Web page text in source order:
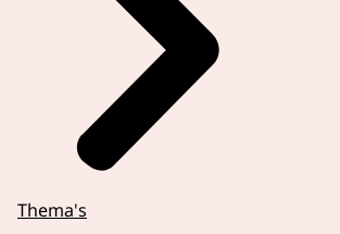
Thema's